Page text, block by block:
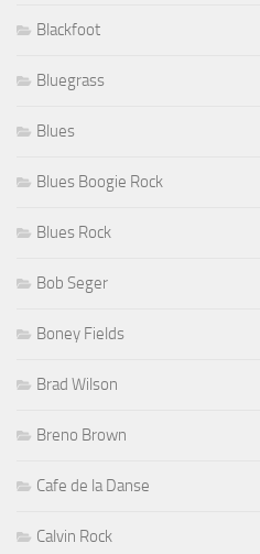
Blackfoot
Bluegrass
Blues
Blues Boogie Rock
Blues Rock
Bob Seger
Boney Fields
Brad Wilson
Breno Brown
Cafe de la Danse
Calvin Rock